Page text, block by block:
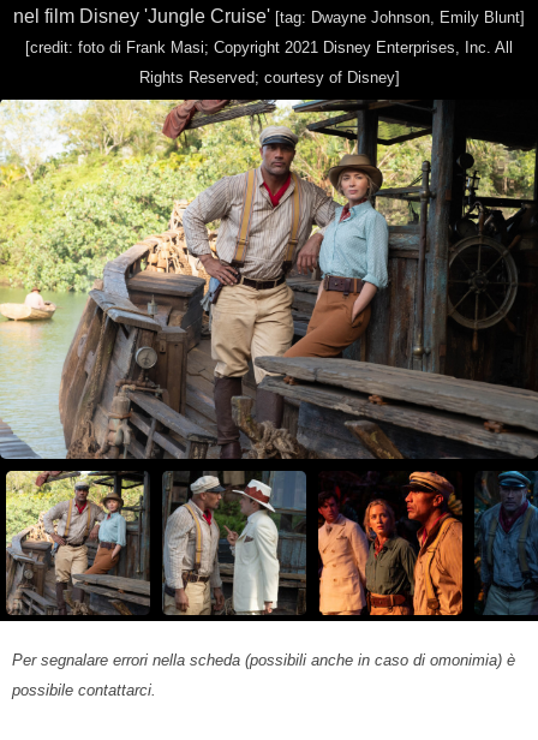
nel film Disney 'Jungle Cruise' [tag: Dwayne Johnson, Emily Blunt]
[credit: foto di Frank Masi; Copyright 2021 Disney Enterprises, Inc. All
Rights Reserved; courtesy of Disney]
Per segnalare errori nella scheda (possibili anche in caso di omonimia) è
possibile contattarci.